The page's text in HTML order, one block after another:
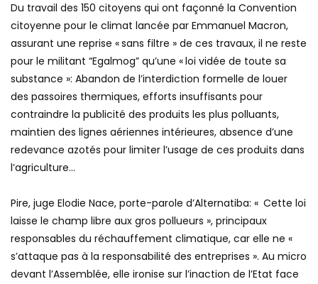
Du travail des 150 citoyens qui ont façonné la Convention
citoyenne pour le climat lancée par Emmanuel Macron,
assurant une reprise « sans filtre » de ces travaux, il ne reste
pour le militant “Egalmog” qu’une « loi vidée de toute sa
substance »: Abandon de l’interdiction formelle de louer
des passoires thermiques, efforts insuffisants pour
contraindre la publicité des produits les plus polluants,
maintien des lignes aériennes intérieures, absence d’une
redevance azotés pour limiter l’usage de ces produits dans
l’agriculture…
Pire, juge Elodie Nace, porte-parole d’Alternatiba: « Cette loi
laisse le champ libre aux gros pollueurs », principaux
responsables du réchauffement climatique, car elle ne «
s’attaque pas à la responsabilité des entreprises ». Au micro
devant l’Assemblée, elle ironise sur l’inaction de l’Etat face